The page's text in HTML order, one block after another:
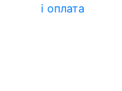
і оплата